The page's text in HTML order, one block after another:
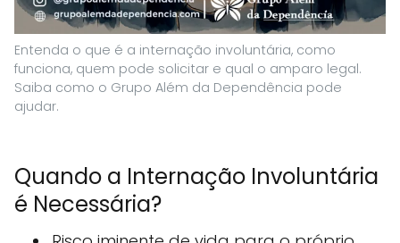
Entenda o que é a internação involuntária, como
funciona, quem pode solicitar e qual o amparo legal.
Saiba como o Grupo Além da Dependência pode
ajudar.
Quando a Internação Involuntária
é Necessária?